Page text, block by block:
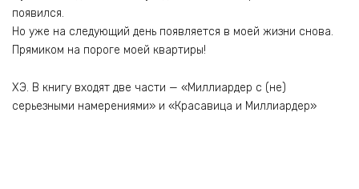
появился.
Но уже на следующий день появляется в моей жизни снова.
Прямиком на пороге моей квартиры!
ХЭ. В книгу входят две части — «Миллиардер с (не)
серьезными намерениями» и «Красавица и Миллиардер»